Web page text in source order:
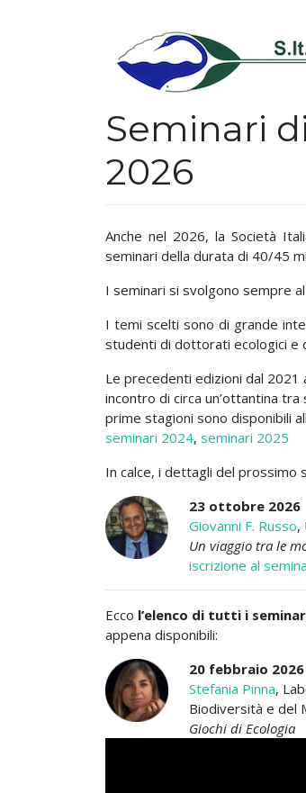
Seminari
2026
Anche nel 2026, la Società
seminari della durata di 40/45
I seminari si svolgono sempre al
I temi scelti sono di grande
studenti di dottorati ecologici e
Le precedenti edizioni dal
incontro di circa un’ottantina
prime stagioni sono disponibili
seminari 2024, seminari 2025
In calce, i dettagli del prossimo
23 ottobre 2026
Giovanni F. Russo,
Un viaggio tra le
iscrizione al
Ecco l’elenco di tutti i
appena disponibili:
20 febbraio 2026
Stefania Pinna,
Biodiversità e del
Giochi di Ecologia